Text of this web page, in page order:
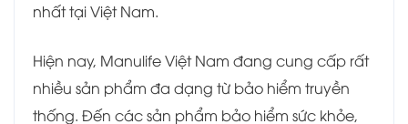
nhất tại Việt Nam.
Hiện nay, Manulife Việt Nam đang cung cấp rất
nhiều sản phẩm đa dạng từ bảo hiểm truyền
thống. Đến các sản phẩm bảo hiểm sức khỏe,